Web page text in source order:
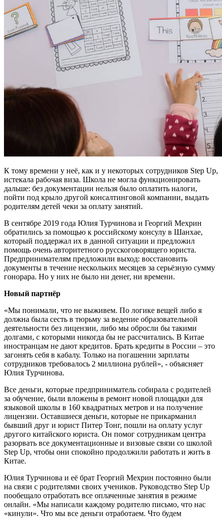
К тому времени у неё, как и у некоторых сотрудников Step Up,
истекала рабочая виза. Школа не могла функционировать
дальше: без документации нельзя было оплатить налоги,
пойти под крыло другой консалтинговой компании, выдать
родителям детей чеки за оплату занятий.
В сентябре 2019 года Юлия Турчинова и Георгий Мехрин
обратились за помощью к российскому консулу в Шанхае,
который поддержал их в данной ситуации и предложил
помощь очень авторитетного русскоговорящего юриста.
Предпринимателям предложили выход: восстановить
документы в течение нескольких месяцев за серьёзную сумму
гонорара. Но у них не было ни денег, ни времени.
Новый партнёр
«Мы понимали, что не выживем. По логике вещей либо я
должна была сесть в тюрьму за ведение образовательной
деятельности без лицензии, либо мы обросли бы такими
долгами, с которыми никогда бы не рассчитались. В Китае
иностранцам не дают кредитов. Брать кредиты в России – это
загонять себя в кабалу. Только на погашении зарплаты
сотрудников требовалось 2 миллиона рублей», - объясняет
Юлия Турчинова.
Все деньги, которые предприниматель собирала с родителей
за обучение, были вложены в ремонт новой площадки для
языковой школы в 160 квадратных метров и на получение
лицензии. Оставшиеся деньги, которые не прикарманил
бывший друг и юрист Питер Тонг, пошли на оплату услуг
другого китайского юриста. Он помог сотрудникам центра
разорвать все документационные и визовые связи со школой
Step Up, чтобы они спокойно продолжили работать и жить в
Китае.
Юлия Турчинова и её брат Георгий Мехрин постоянно были
на связи с родителями своих учеников. Руководство Step Up
пообещало отработать все оплаченные занятия в режиме
онлайн. «Мы написали каждому родителю письмо, что нас
«кинули». Что мы все деньги отработаем. Что будем